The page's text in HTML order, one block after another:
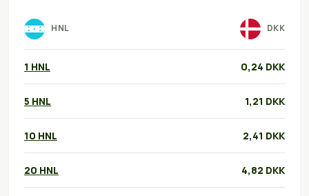
HNL DKK
1 HNL 0,24 DKK
5 HNL 1,21 DKK
10 HNL 2,41 DKK
20 HNL 4,82 DKK